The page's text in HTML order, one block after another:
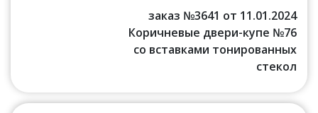
заказ №3641 от 11.01.2024
Коричневые двери-купе №76
со вставками тонированных
стекол